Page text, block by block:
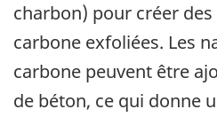
charbon) pour créer
carbone exfoliées. Les
carbone peuvent être
de béton, ce qui donne